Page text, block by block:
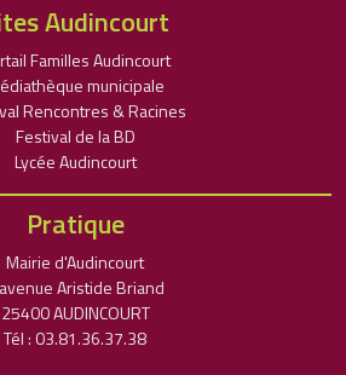
Audincourt
Familles Audincourt
municipale
Rencontres & Racines
Festival de la BD
Lycée Audincourt
Pratique
Mairie d'Audincourt
Aristide Briand
25400 AUDINCOURT
Tél : 03.81.36.37.38